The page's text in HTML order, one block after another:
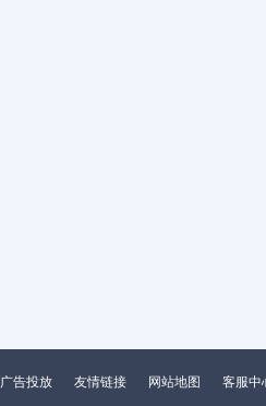
广告投放 友情链接 网站地图 客服中